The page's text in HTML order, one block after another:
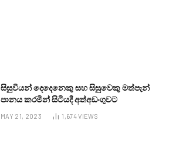
සිසුවියන් දෙදෙනෙකු සහ සිසුවෙකු මත්පැන්
පානය කරමින් සිටියදී අත්අඩංගුවට
MAY 21, 2023 1,674VIEWS